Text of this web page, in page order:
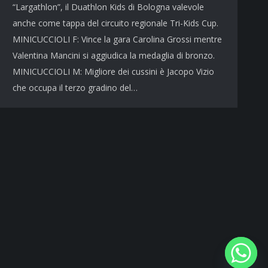
“Largathlon”, il Duathlon Kids di Bologna valevole
anche come tappa del circuito regionale Tri-Kids Cup.
MINICUCCIOLI F: Vince la gara Carolina Grossi mentre
Valentina Mancini si aggiudica la medaglia di bronzo.
MINICUCCIOLI M: Migliore dei cussini è Jacopo Vizio
che occupa il terzo gradino del…